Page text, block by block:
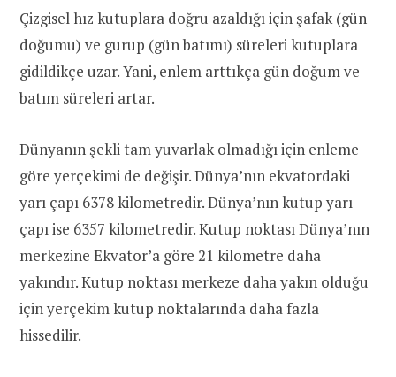
Çizgisel hız kutuplara doğru azaldığı için şafak (gün
doğumu) ve gurup (gün batımı) süreleri kutuplara
gidildikçe uzar. Yani, enlem arttıkça gün doğum ve
batım süreleri artar.
Dünyanın şekli tam yuvarlak olmadığı için enleme
göre yerçekimi de değişir. Dünya’nın ekvatordaki
yarı çapı 6378 kilometredir. Dünya’nın kutup yarı
çapı ise 6357 kilometredir. Kutup noktası Dünya’nın
merkezine Ekvator’a göre 21 kilometre daha
yakındır. Kutup noktası merkeze daha yakın olduğu
için yerçekim kutup noktalarında daha fazla
hissedilir.